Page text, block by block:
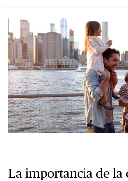
La importancia de la